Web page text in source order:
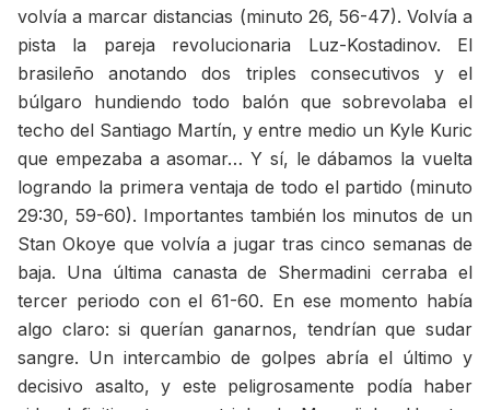
volvía a marcar distancias (minuto 26, 56-47). Volvía a
pista la pareja revolucionaria Luz-Kostadinov. El
brasileño anotando dos triples consecutivos y el
búlgaro hundiendo todo balón que sobrevolaba el
techo del Santiago Martín, y entre medio un Kyle Kuric
que empezaba a asomar… Y sí, le dábamos la vuelta
logrando la primera ventaja de todo el partido (minuto
29:30, 59-60). Importantes también los minutos de un
Stan Okoye que volvía a jugar tras cinco semanas de
baja. Una última canasta de Shermadini cerraba el
tercer periodo con el 61-60. En ese momento había
algo claro: si querían ganarnos, tendrían que sudar
sangre. Un intercambio de golpes abría el último y
decisivo asalto, y este peligrosamente podía haber